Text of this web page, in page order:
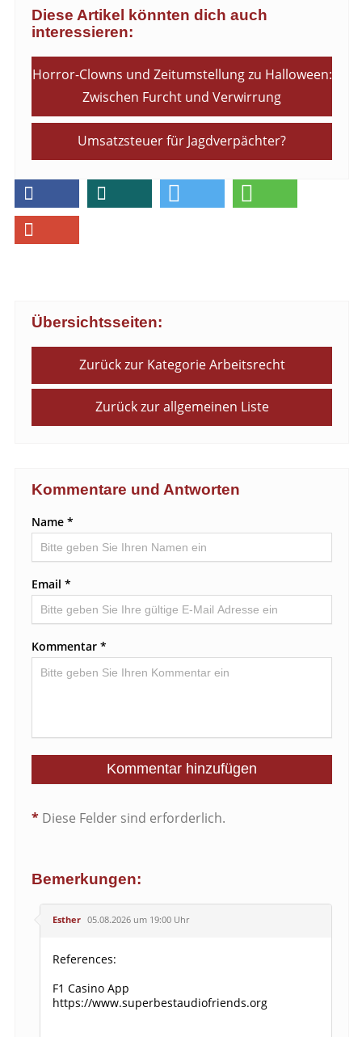
Diese Artikel könnten dich auch
interessieren:
Horror-Clowns und Zeitumstellung zu Halloween:
Zwischen Furcht und Verwirrung
Umsatzsteuer für Jagdverpächter?
Übersichtsseiten:
Zurück zur Kategorie Arbeitsrecht
Zurück zur allgemeinen Liste
Kommentare und Antworten
Name *
Email *
Kommentar *
*Diese Felder sind erforderlich.
Bemerkungen:
Esther 05.08.2026 um 19:00 Uhr
References:
F1 Casino App
https://www.superbestaudiofriends.org